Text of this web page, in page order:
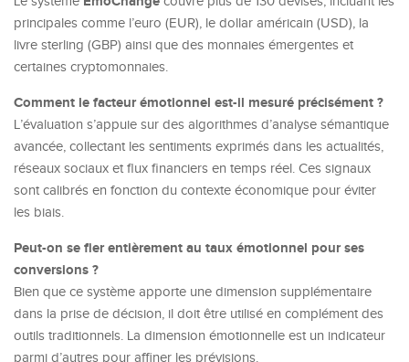
principales comme l’euro (EUR), le dollar américain (USD), la
livre sterling (GBP) ainsi que des monnaies émergentes et
certaines cryptomonnaies.
Comment le facteur émotionnel est-il mesuré précisément ?
L’évaluation s’appuie sur des algorithmes d’analyse sémantique
avancée, collectant les sentiments exprimés dans les actualités,
réseaux sociaux et flux financiers en temps réel. Ces signaux
sont calibrés en fonction du contexte économique pour éviter
les biais.
Peut-on se fier entièrement au taux émotionnel pour ses
conversions ?
Bien que ce système apporte une dimension supplémentaire
dans la prise de décision, il doit être utilisé en complément des
outils traditionnels. La dimension émotionnelle est un indicateur
parmi d’autres pour affiner les prévisions.